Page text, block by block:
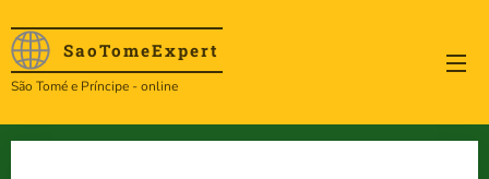
SaoTomeExpert
São Tomé e Príncipe - online